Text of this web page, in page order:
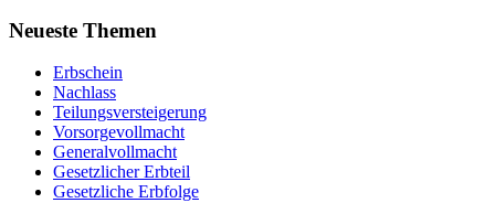
Neueste Themen
Erbschein
Nachlass
Teilungsversteigerung
Vorsorgevollmacht
Generalvollmacht
Gesetzlicher Erbteil
Gesetzliche Erbfolge